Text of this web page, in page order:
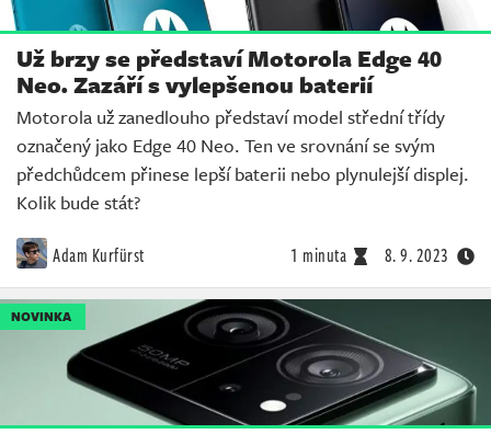
Už brzy se představí Motorola Edge 40
Neo. Zazáří s vylepšenou baterií
Motorola už zanedlouho představí model střední třídy
označený jako Edge 40 Neo. Ten ve srovnání se svým
předchůdcem přinese lepší baterii nebo plynulejší displej.
Kolik bude stát?
Adam Kurfürst 1 minuta 8. 9. 2023
NOVINKA